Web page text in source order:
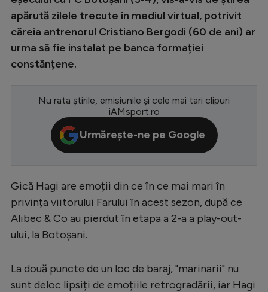
Europa League
Conference League
CM 2026
Premier League
Bundesliga
Campionate
Starurile fotbalului
EURO 2024
Clasamente
apărută zilele trecute în mediul virtual, potrivit
căreia antrenorul Cristiano Bergodi (60 de ani) ar
urma să fie instalat pe banca formației
constănțene.
Nu rata știrile, emisiunile și cele mai tari clipuri
iAMsport.ro
Urmărește-ne pe Google
Gică Hagi are emoții din ce în ce mai mari în
privința viitorului Farului în acest sezon, după ce
Alibec & Co au pierdut în etapa a 2-a a play-out-
ului, la Botoșani.
La două puncte de un loc de baraj, "marinarii" nu
sunt deloc lipsiți de emoțiile retrogradării, iar Hagi